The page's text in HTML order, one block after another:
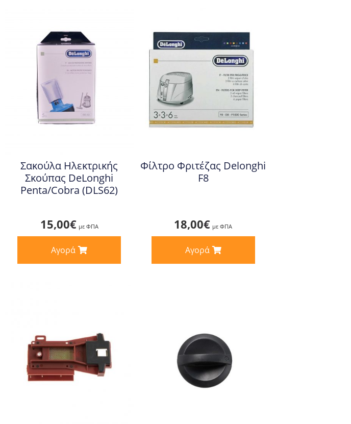
Σακούλα Ηλεκτρικής
Σκούπας DeLonghi
Penta/Cobra (DLS62)
15,00€ με ΦΠΑ
Αγορά
Φίλτρο Φριτέζας Delonghi
F8
18,00€ με ΦΠΑ
Αγορά